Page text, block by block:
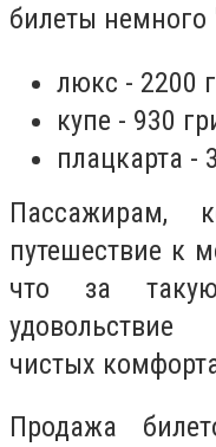
билеты немного
люкс - 2200
купе - 930
плацкарта -
Пассажирам,
путешествие к
что за
чистых
Продажа